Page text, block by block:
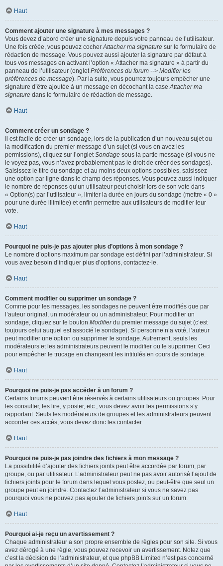
Haut
Comment ajouter une signature à mes messages ?
Vous devez d’abord créer une signature depuis votre panneau de l’utilisateur.
Une fois créée, vous pouvez cocherAttacher ma signature sur le formulaire de
rédaction de message. Vous pouvez aussi ajouter la signature par défaut à
tous vos messages en activant l’option « Attacher ma signature » à partir du
panneau de l’utilisateur (ongletPréférences du forum --> Modifier les
préférences de message). Par la suite, vous pourrez toujours empêcher une
signature d’être ajoutée à un message en décochant la caseAttacher ma
signature dans le formulaire de rédaction de message.
Haut
Comment créer un sondage ?
Il est facile de créer un sondage, lors de la publication d’un nouveau sujet ou
la modification du premier message d’un sujet (si vous en avez les
permissions), cliquez sur l’ongletSondage sous la partie message (si vous ne
le voyez pas, vous n’avez probablement pas le droit de créer des sondages).
Saisissez le titre du sondage et au moins deux options possibles, saisissez
une option par ligne dans le champ des réponses. Vous pouvez aussi indiquer
le nombre de réponses qu’un utilisateur peut choisir lors de son vote dans
« Option(s) par l’utilisateur », limiter la durée en jours du sondage (mettre « 0 »
pour une durée illimitée) et enfin permettre aux utilisateurs de modifier leur
vote.
Haut
Pourquoi ne puis-je pas ajouter plus d’options à mon sondage ?
Le nombre d’options maximum par sondage est défini par l’administrateur. Si
vous avez besoin d’indiquer plus d’options, contactez-le.
Haut
Comment modifier ou supprimer un sondage ?
Comme pour les messages, les sondages ne peuvent être modifiés que par
l’auteur original, un modérateur ou un administrateur. Pour modifier un
sondage, cliquez sur le bouton Modifierdu premier message du sujet (c’est
toujours celui auquel est associé le sondage). Si personne n’a voté, l’auteur
peut modifier une option ou supprimer le sondage. Autrement, seuls les
modérateurs et les administrateurs peuvent le modifier ou le supprimer. Ceci
pour empêcher le trucage en changeant les intitulés en cours de sondage.
Haut
Pourquoi ne puis-je pas accéder à un forum ?
Certains forums peuvent être réservés à certains utilisateurs ou groupes. Pour
les consulter, les lire, y poster, etc., vous devez avoir les permissions s’y
rapportant. Seuls les modérateurs de groupes et les administrateurs peuvent
accorder ces accès, vous devez donc les contacter.
Haut
Pourquoi ne puis-je pas joindre des fichiers à mon message ?
La possibilité d’ajouter des fichiers joints peut être accordée par forum, par
groupe, ou par utilisateur. L’administrateur peut ne pas avoir autorisé l’ajout de
fichiers joints pour le forum dans lequel vous postez, ou peut-être que seul un
groupe peut en joindre. Contactez l’administrateur si vous ne savez pas
pourquoi vous ne pouvez pas ajouter de fichiers joints sur un forum.
Haut
Pourquoi ai-je reçu un avertissement ?
Chaque administrateur a son propre ensemble de règles pour son site. Si vous
avez dérogé à une règle, vous pouvez recevoir un avertissement. Notez que
c’est la décision de l’administrateur, et que phpBB Limited n’est pas concerné